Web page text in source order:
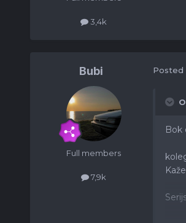
3,4k
Bubi
Full members
7,9k
Posted
Bok